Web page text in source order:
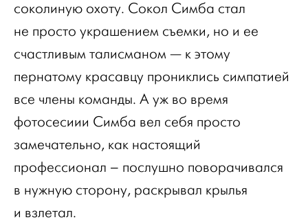
соколиную охоту. Сокол Симба стал
не просто украшением съемки, но и ее
счастливым талисманом — к этому
пернатому красавцу прониклись симпатией
все члены команды. А уж во время
фотосесиии Симба вел себя просто
замечательно, как настоящий
профессионал – послушно поворачивался
в нужную сторону, раскрывал крылья
и взлетал.